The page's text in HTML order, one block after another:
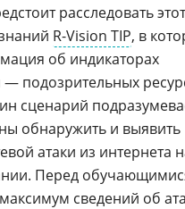
расследовать
R-Vision TIP, в
об индикаторах
подозрительных
сценарий
обнаружить и выявить
атаки из интернета
Перед
сведений об